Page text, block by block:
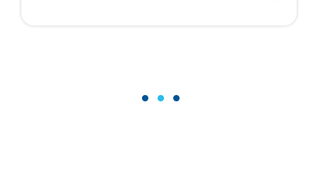
1 2 3